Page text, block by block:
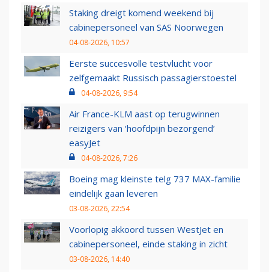
Staking dreigt komend weekend bij
cabinepersoneel van SAS Noorwegen
04-08-2026, 10:57
Eerste succesvolle testvlucht voor
zelfgemaakt Russisch passagierstoestel
04-08-2026, 9:54
Air France-KLM aast op terugwinnen
reizigers van ‘hoofdpijn bezorgend’
easyJet
04-08-2026, 7:26
Boeing mag kleinste telg 737 MAX-familie
eindelijk gaan leveren
03-08-2026, 22:54
Voorlopig akkoord tussen WestJet en
cabinepersoneel, einde staking in zicht
03-08-2026, 14:40